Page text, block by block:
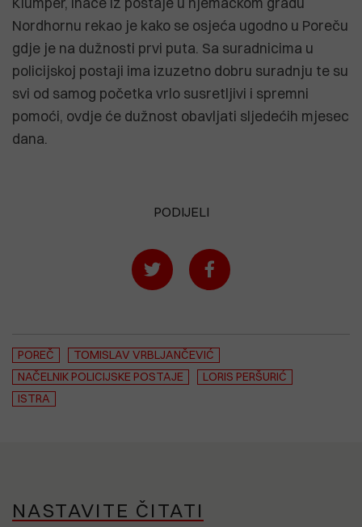
Nordhornu rekao je kako se osjeća ugodno u Poreču
gdje je na dužnosti prvi puta. Sa suradnicima u
policijskoj postaji ima izuzetno dobru suradnju te su
svi od samog početka vrlo susretljivi i spremni
pomoći, ovdje će dužnost obavljati sljedećih mjesec
dana.
PODIJELI
POREČ
TOMISLAV VRBLJANČEVIĆ
NAČELNIK POLICIJSKE POSTAJE
LORIS PERŠURIĆ
ISTRA
NASTAVITE ČITATI